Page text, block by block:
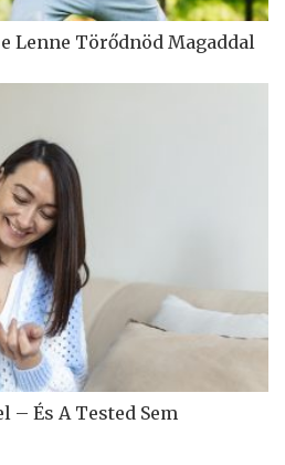
Lenne Törődnöd Magaddal
– És A Tested Sem